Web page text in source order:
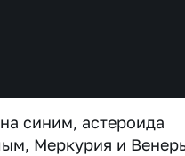
синим, астероида
Меркурия и